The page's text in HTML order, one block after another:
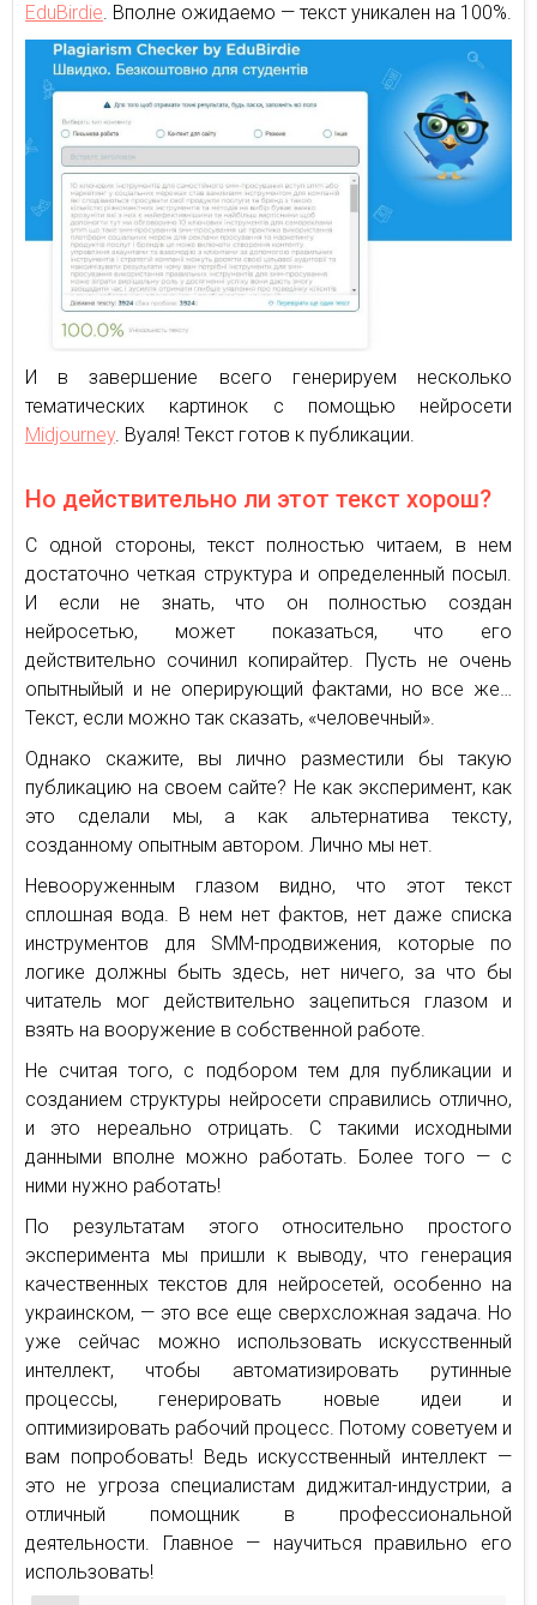
EduBirdie. Вполне ожидаемо — текст уникален на 100%.
И в завершение всего генерируем несколько
тематических картинок с помощью нейросети
Midjourney. Вуаля! Текст готов к публикации.
Но действительно ли этот текст хорош?
С одной стороны, текст полностью читаем, в нем
достаточно четкая структура и определенный посыл.
И если не знать, что он полностью создан
нейросетью, может показаться, что его
действительно сочинил копирайтер. Пусть не очень
опытныйый и не оперирующий фактами, но все же…
Текст, если можно так сказать, «человечный».
Однако скажите, вы лично разместили бы такую
публикацию на своем сайте? Не как эксперимент, как
это сделали мы, а как альтернатива тексту,
созданному опытным автором. Лично мы нет.
Невооруженным глазом видно, что этот текст
сплошная вода. В нем нет фактов, нет даже списка
инструментов для SMM-продвижения, которые по
логике должны быть здесь, нет ничего, за что бы
читатель мог действительно зацепиться глазом и
взять на вооружение в собственной работе.
Не считая того, с подбором тем для публикации и
созданием структуры нейросети справились отлично,
и это нереально отрицать. С такими исходными
данными вполне можно работать. Более того — с
ними нужно работать!
По результатам этого относительно простого
эксперимента мы пришли к выводу, что генерация
качественных текстов для нейросетей, особенно на
украинском, — это все еще сверхсложная задача. Но
уже сейчас можно использовать искусственный
интеллект, чтобы автоматизировать рутинные
процессы, генерировать новые идеи и
оптимизировать рабочий процесс. Потому советуем и
вам попробовать! Ведь искусственный интеллект —
это не угроза специалистам диджитал-индустрии, а
отличный помощник в профессиональной
деятельности. Главное — научиться правильно его
использовать!